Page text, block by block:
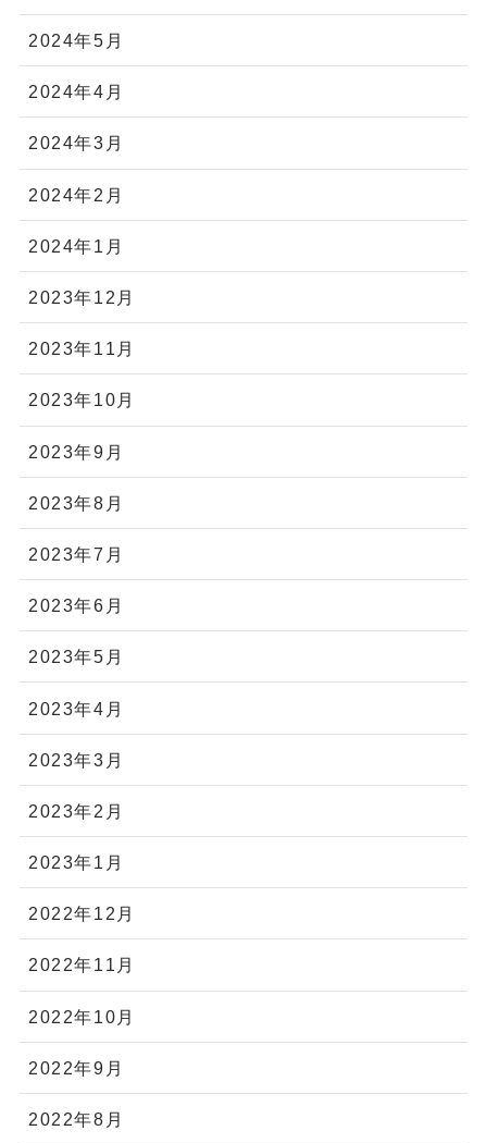
2024年5月
2024年4月
2024年3月
2024年2月
2024年1月
2023年12月
2023年11月
2023年10月
2023年9月
2023年8月
2023年7月
2023年6月
2023年5月
2023年4月
2023年3月
2023年2月
2023年1月
2022年12月
2022年11月
2022年10月
2022年9月
2022年8月